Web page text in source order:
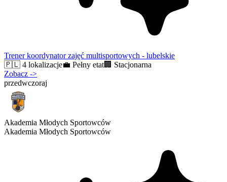
Trener koordynator zajęć multisportowych - lubelskie
🇵🇱 4 lokalizacje💼 Pełny etat🏢 Stacjonarna
Zobacz ->
przedwczoraj
Akademia Młodych Sportowców
Akademia Młodych Sportowców